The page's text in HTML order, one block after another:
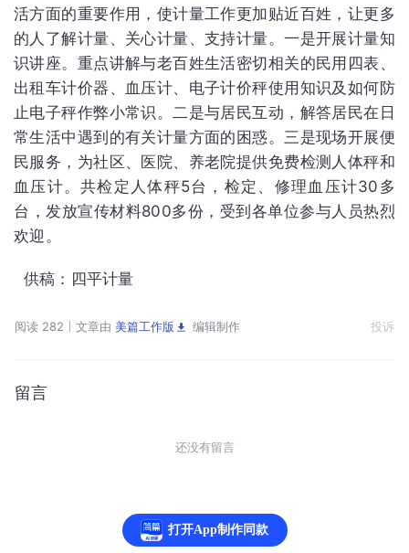
活方面的重要作用，使计量工作更加贴近百姓，让更多
的人了解计量、关心计量、支持计量。一是开展计量知
识讲座。重点讲解与老百姓生活密切相关的民用四表、
出租车计价器、血压计、电子计价秤使用知识及如何防
止电子秤作弊小常识。二是与居民互动，解答居民在日
常生活中遇到的有关计量方面的困惑。三是现场开展便
民服务，为社区、医院、养老院提供免费检测人体秤和
血压计。共检定人体秤5台，检定、修理血压计30多
台，发放宣传材料800多份，受到各单位参与人员热烈
欢迎。
供稿：四平计量
阅读 282 文章由 美篇工作版 编辑制作 投诉
留言
还没有留言
打开App制作同款